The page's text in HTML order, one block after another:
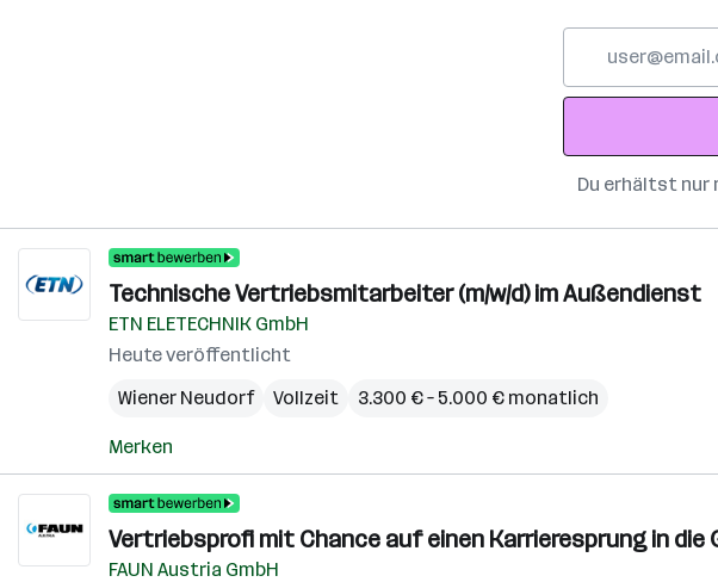
Adresse
Du erhältst nur
Technische Vertriebsmitarbeiter (m/w/d) im Außendienst
ETN ELETECHNIK GmbH
Heute veröffentlicht
Wiener Neudorf
Vollzeit 3.300 € – 5.000 € monatlich
Merken
Vertriebsprofi mit Chance auf einen Karrieresprung in
FAUN Austria GmbH